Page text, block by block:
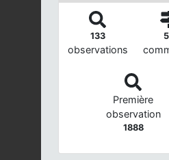
133
observations
Première
observation
1888